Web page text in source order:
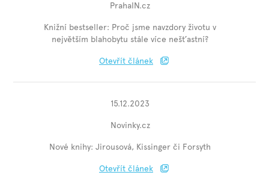
PrahaIN.cz
Knižní bestseller: Proč jsme navzdory životu v
největším blahobytu stále více nešťastní?
Otevřít článek
15.12.2023
Novinky.cz
Nové knihy: Jirousová, Kissinger či Forsyth
Otevřít článek